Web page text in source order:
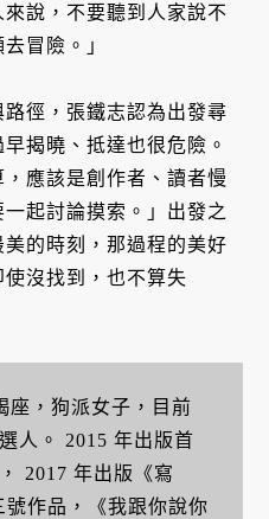
說，不要聽到人家說不
冒險。」
徑，張鐵志認為出發尋
揭曉、抵達也很危險。
，應該是創作者、讀者慢
起討論摸索。」出發之
的時刻，那過程的美好
沒找到，也不算失
座，狗派女子，目前
人。 2015 年出版首
2017 年出版《寫
作品，《我跟你說你